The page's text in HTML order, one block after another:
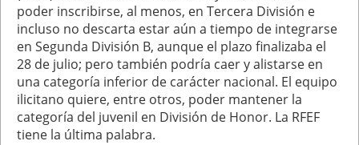
poder inscribirse, al menos, en Tercera División e
incluso no descarta estar aún a tiempo de integrarse
en Segunda División B, aunque el plazo finalizaba el
28 de julio; pero también podría caer y alistarse en
una categoría inferior de carácter nacional. El equipo
ilicitano quiere, entre otros, poder mantener la
categoría del juvenil en División de Honor. La RFEF
tiene la última palabra.